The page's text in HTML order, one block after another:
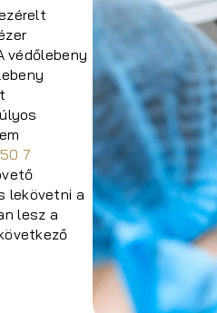
védőlebeny
7
lekövetni a
lesz a